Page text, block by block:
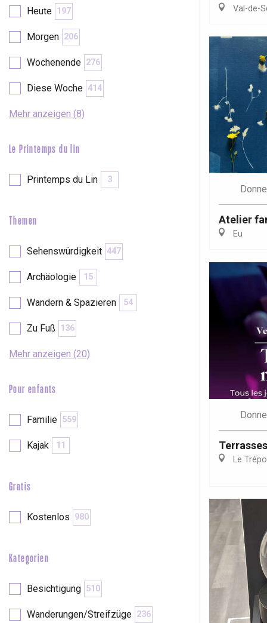
Seine
Duclair
Forges-les-
Heute 197
Morgen 206
Wochenende 276
Diese Woche 414
Mehr anzeigen (8)
Le Printemps du lin
Printemps du Lin 3
Themen
Sehenswürdigkeit 447
Archäologie 15
Wandern & Spazieren 54
Zu Fuß 136
Mehr anzeigen (20)
Pour enfants
Familie 559
Kajak 11
Gratis
Kostenlos 980
Kategorien
Besichtigung 510
Wanderungen/Streifzüge 236
Val-de-
Atelier
Eu
Le